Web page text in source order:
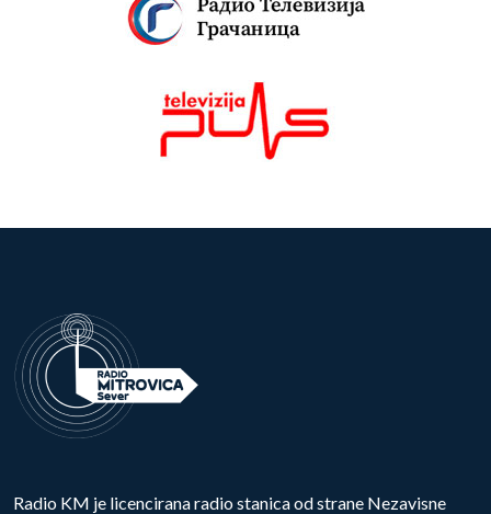
Radio KM je licencirana radio stanica od strane Nezavisne